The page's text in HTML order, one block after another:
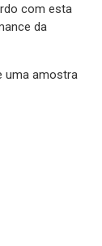
com esta
da
uma amostra